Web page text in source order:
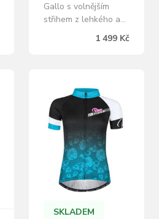
Gallo s volnějším
střihem z lehkého a
prodyšného Light
MESH materiálu.
při jízdě. Pánský MTB
dres Gallo je součástí
kolekce určené pro
bikery, kteří preferují
volnější střih a
maximální komfort při
jízdě v terénu. Je…
1 499 Kč
SKLADEM